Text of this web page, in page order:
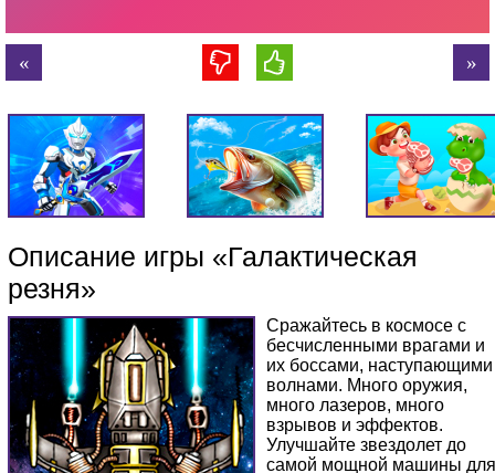
Описание игры «Галактическая
резня»
Сражайтесь в космосе с
бесчисленными врагами и
их боссами, наступающими
волнами. Много оружия,
много лазеров, много
взрывов и эффектов.
Улучшайте звездолет до
самой мощной машины для